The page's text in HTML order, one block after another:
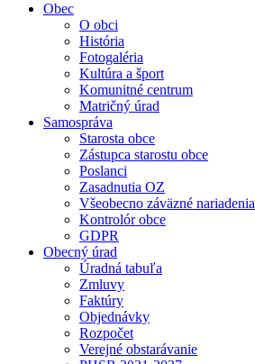
Obec
O obci
História
Fotogaléria
Kultúra a šport
Komunitné centrum
Matričný úrad
Samospráva
Starosta obce
Zástupca starostu obce
Poslanci
Zasadnutia OZ
Všeobecno záväzné nariadenia
Kontrolór obce
GDPR
Obecný úrad
Úradná tabuľa
Zmluvy
Faktúry
Objednávky
Rozpočet
Verejné obstarávanie